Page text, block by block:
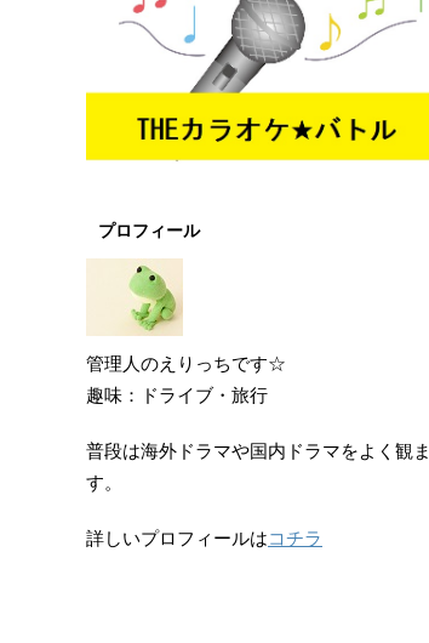
プロフィール
管理人のえりっちです☆
趣味：ドライブ・旅行
普段は海外ドラマや国内ドラマをよく観ま
す。
詳しいプロフィールはコチラ